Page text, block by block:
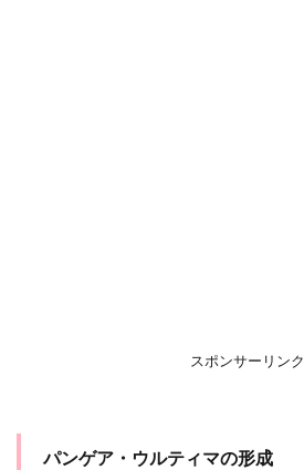
スポンサーリンク
パンゲア・ウルティマの形成